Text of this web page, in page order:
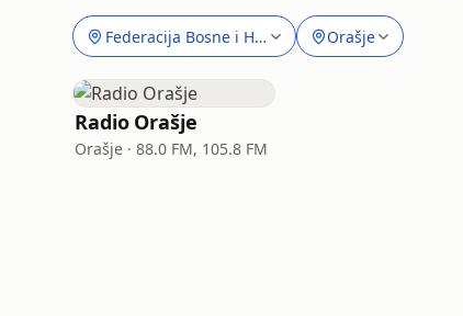
Federacija Bosne i HercegovineOrašje
Radio Orašje
Orašje · 88.0 FM, 105.8 FM